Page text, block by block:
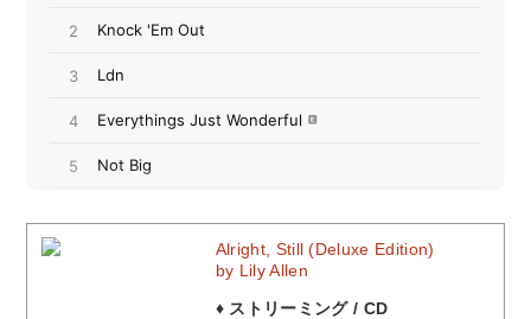
Alright, Still (Deluxe Edition)
by Lily Allen
♦ ストリーミング / CD